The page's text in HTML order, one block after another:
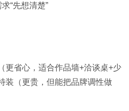
“先想清楚”
更省心，适合作品墙+洽谈桌+少
装（更贵，但能把品牌调性做